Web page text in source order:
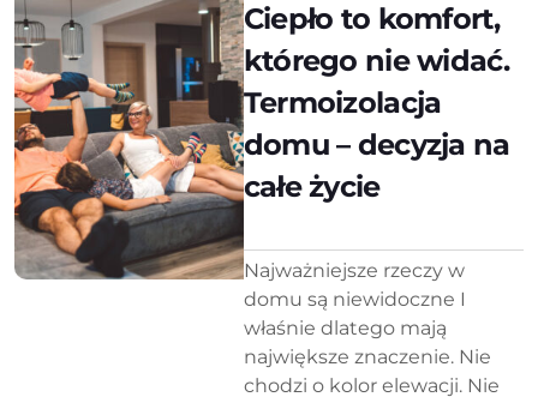
Ciepło to komfort,
którego nie widać.
Termoizolacja
domu – decyzja na
całe życie
Najważniejsze rzeczy w
domu są niewidoczne I
właśnie dlatego mają
największe znaczenie. Nie
chodzi o kolor elewacji. Nie